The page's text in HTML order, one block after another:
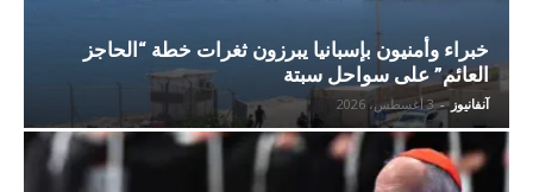
خبراء وأمنيون بإسبانيا يبرزون ثغرات خطة “الحاجز
العائم” على سواحل سبتة
آنفانيوز - 3 أغسطس، 2026